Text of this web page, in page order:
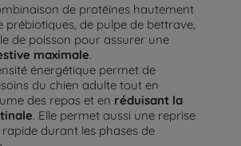
de protéines hautement
prébiotiques, de pulpe de bettrave,
de poisson pour assurer une
maximale.
énergétique permet de
du chien adulte tout en
des repas et en réduisant la
. Elle permet aussi une reprise
durant les phases de